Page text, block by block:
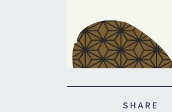
SHARE